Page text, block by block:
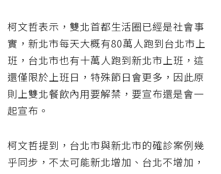
柯文哲表示，雙北首都生活圈已經是社會事
實，新北市每天大概有80萬人跑到台北市上
班，台北市也有十萬人跑到新北市上班，這
還僅限於上班日，特殊節日會更多，因此原
則上雙北餐飲內用要解禁，要宣布還是會一
起宣布。
柯文哲提到，台北市與新北市的確診案例幾
乎同步，不太可能新北增加、台北不增加，